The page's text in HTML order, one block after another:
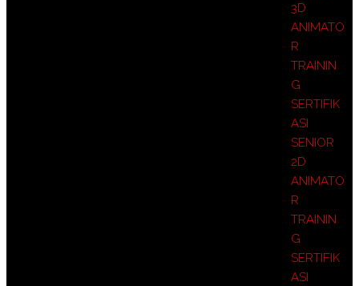
3D
ANIMATO
R
TRAININ
G
SERTIFIK
ASI
SENIOR
2D
ANIMATO
R
TRAININ
G
SERTIFIK
ASI